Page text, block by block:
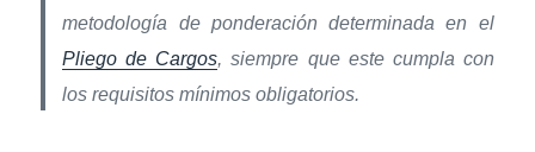
metodología de ponderación determinada en el
Pliego de Cargos, siempre que este cumpla con
los requisitos mínimos obligatorios.